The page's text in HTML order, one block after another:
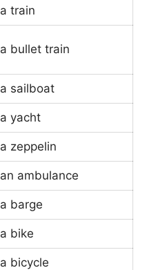
a train
a bullet train
a sailboat
a yacht
a zeppelin
an ambulance
a barge
a bike
a bicycle